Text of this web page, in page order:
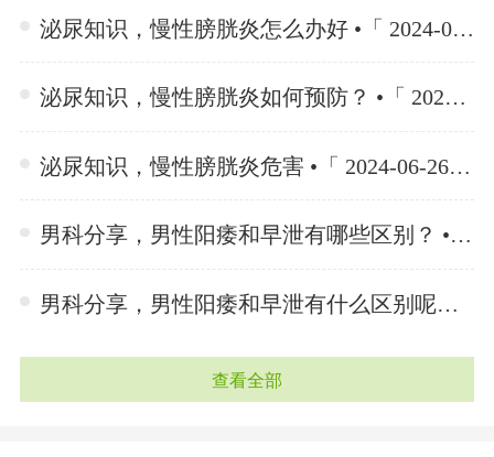
泌尿知识，慢性膀胱炎怎么办好 •「 2024-06-26 」
泌尿知识，慢性膀胱炎如何预防？ •「 2024-06-26 」
泌尿知识，慢性膀胱炎危害 •「 2024-06-26 」
男科分享，男性阳痿和早泄有哪些区别？ •「 2024-06-25 」
男科分享，男性阳痿和早泄有什么区别呢？ •「 2024-06-25 」
查看全部